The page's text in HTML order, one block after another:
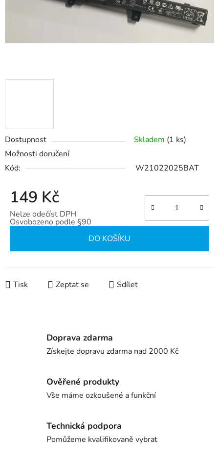
Dostupnost Skladem (1 ks)
Možnosti doručení
Kód:
W21022025BAT
149 Kč
Nelze odečíst DPH
Osvobozeno podle §90
DO KOŠÍKU
Tisk Zeptat se Sdílet
Doprava zdarma
Získejte dopravu zdarma nad 2000 Kč
Ověřené produkty
Vše máme ozkoušené a funkční
Technická podpora
Pomůžeme kvalifikovaně vybrat